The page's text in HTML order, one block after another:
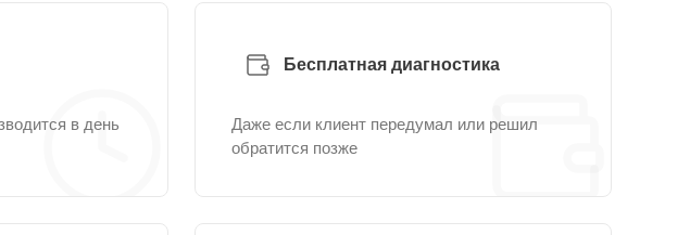
в день
Бесплатная диагностика
Даже если клиент передумал или решил
обратится позже